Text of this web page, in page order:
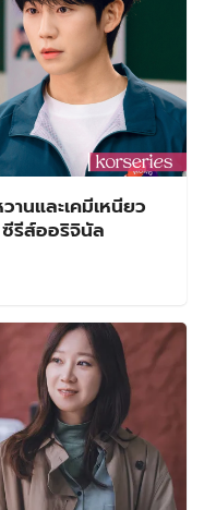
นและเคมีเหนียว
รีส์ออริจินัล